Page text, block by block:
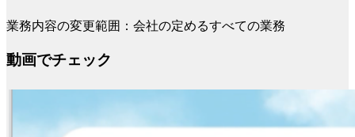
業務内容の変更範囲：会社の定めるすべての業務
動画でチェック